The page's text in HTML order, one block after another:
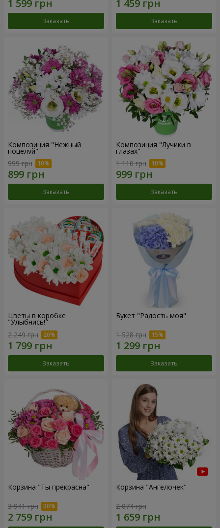
Заказать Заказать
Композиция "Нежный
поцелуй"
999 грн
Заказать
Композиция "Лучики в
глазах"
1 110 грн
Заказать
Цветы в коробке
"Улыбнись!"
2 249 грн
Заказать
Букет "Радость моя"
1 528 грн
Заказать
Корзина "Ты прекрасна"
3 941 грн
Корзина "Ангелочек"
2 074 грн